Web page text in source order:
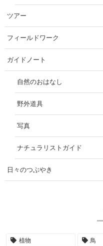
ツアー
フィールドワーク
ガイドノート
自然のおはなし
野外道具
写真
ナチュラリストガイド
日々のつぶやき
植物 鳥